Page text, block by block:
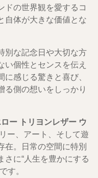
ドの世界観を愛するコ
自体が大きな価値とな
別な記念日や大切な方
い個性とセンスを伝え
感じる驚きと喜び、
る側の想いをしっかり
ー トリヨンレザー ウ
ー、アート、そして遊
在。日常の空間に特別
さに“人生を豊かにする
す。